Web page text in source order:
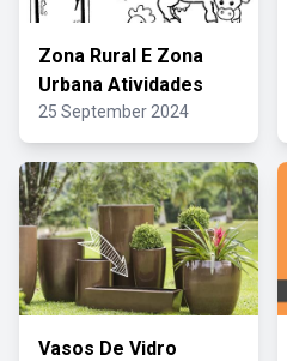
Zona Rural E Zona
Urbana Atividades
25 September 2024
Vasos De Vidro